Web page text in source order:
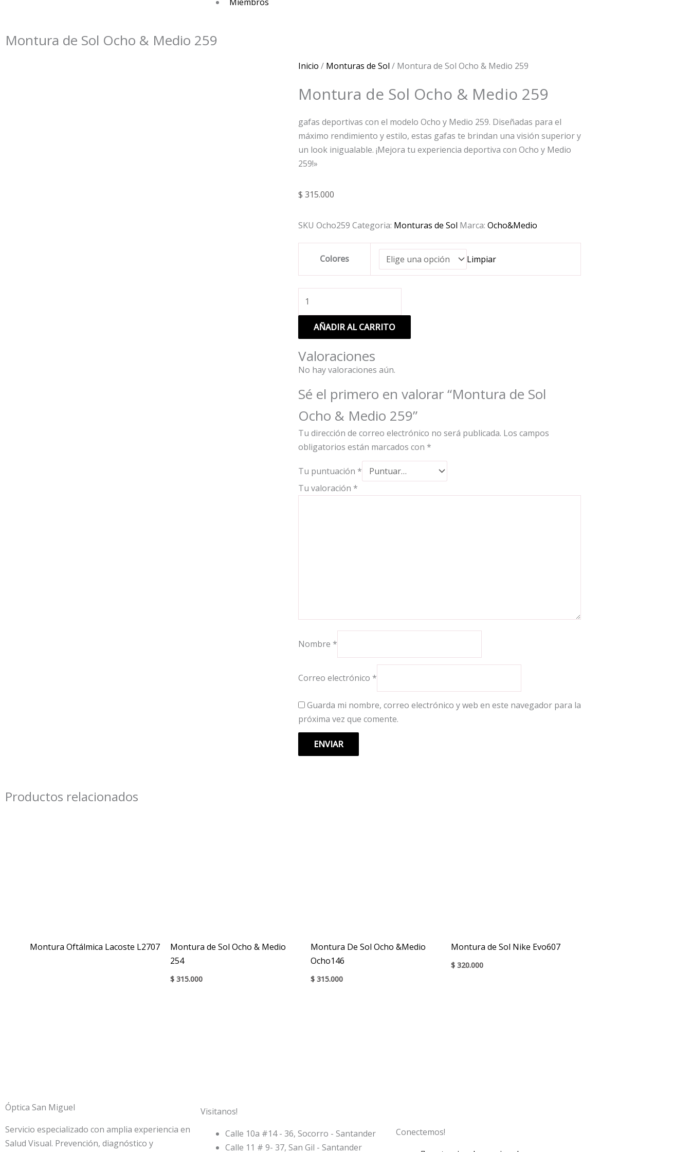
Montura de Sol Ocho & Medio 259
Inicio / Monturas de Sol / Montura de Sol Ocho & Medio 259
Montura de Sol Ocho & Medio 259
gafas deportivas con el modelo Ocho y Medio 259. Diseñadas para el
máximo rendimiento y estilo, estas gafas te brindan una visión superior y
un look inigualable. ¡Mejora tu experiencia deportiva con Ocho y Medio
259!»
$ 315.000
SKU Ocho259 Categoria: Monturas de Sol Marca: Ocho&Medio
Colores Limpiar
Sol
Ocho
Medio
AÑADIR AL CARRITO
Valoraciones
No hay valoraciones aún.
Sé el primero en valorar “Montura de Sol
Ocho & Medio 259”
Tu dirección de correo electrónico no será publicada. Los campos
obligatorios están marcados con *
Tu puntuación *
Tu valoración *
Nombre *
Correo electrónico *
Guarda mi nombre, correo electrónico y web en este navegador para la
próxima vez que comente.
Productos relacionados
Montura Oftálmica Lacoste L2707
Montura de Sol Ocho & Medio
254
$ 315.000
Montura De Sol Ocho &Medio
Ocho146
$ 315.000
Montura de Sol Nike Evo607
$ 320.000
Óptica San Miguel
Servicio especializado con amplia experiencia en
Salud Visual. Prevención, diagnóstico y
Visitanos!
Calle 10a #14 - 36, Socorro - Santander
Calle 11 # 9- 37, San Gil - Santander
Conectemos!